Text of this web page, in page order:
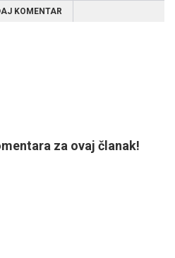
KOMENTAR
za ovaj članak!